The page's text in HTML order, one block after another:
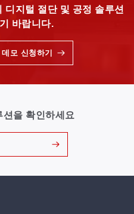
디지털 절단 및 공정 솔루션
바랍니다.
모 신청하기
을 확인하세요